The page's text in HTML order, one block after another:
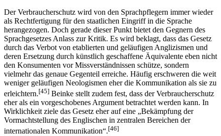
Der Verbraucherschutz wird von den Sprachpflegern immer wieder
als Rechtfertigung für den staatlichen Eingriff in die Sprache
herangezogen. Doch gerade dieser Punkt bietet den Gegnern des
Sprachgesetzes Anlass zur Kritik. Es wird beklagt, dass das Gesetz
durch das Verbot von etablierten und geläufigen Anglizismen und
deren Ersetzung durch künstlich geschaffene Äquivalente eben nicht
den Konsumenten vor Missverständnissen schütze, sondern
vielmehr das genaue Gegenteil erreiche. Häufig erschweren die weit
weniger geläufigen Neologismen eher die Kommunikation als sie zu
erleichtern.[45] Beinke stellt zudem fest, dass der Verbraucherschutz
eher als ein vorgeschobenes Argument betrachtet werden kann. In
Wirklichkeit ziele das Gesetz eher auf eine „Bekämpfung der
Vormachtstellung des Englischen in zentralen Bereichen der
internationalen Kommunikation“.[46]